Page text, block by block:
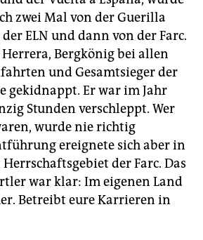
zwei Mal von der Guerilla
ELN und dann von der Farc.
Herrera, Bergkönig bei allen
und Gesamtsieger der
gekidnappt. Er war im Jahr
Stunden verschleppt. Wer
wurde nie richtig
ereignete sich aber in
der Farc. Das
war klar: Im eigenen Land
Betreibt eure Karrieren in